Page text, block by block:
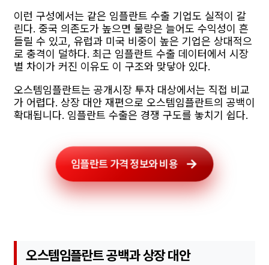
이런 구성에서는 같은 임플란트 수출 기업도 실적이 갈
린다. 중국 의존도가 높으면 물량은 늘어도 수익성이 흔
들릴 수 있고, 유럽과 미국 비중이 높은 기업은 상대적으
로 충격이 덜하다. 최근 임플란트 수출 데이터에서 시장
별 차이가 커진 이유도 이 구조와 맞닿아 있다.
오스템임플란트는 공개시장 투자 대상에서는 직접 비교
가 어렵다. 상장 대안 재편으로 오스템임플란트의 공백이
확대됩니다. 임플란트 수출은 경쟁 구도를 놓치기 쉽다.
임플란트 가격 정보와 비용
오스템임플란트 공백과 상장 대안